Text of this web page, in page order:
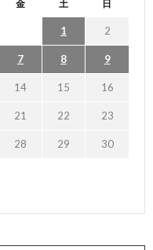
金 土 日
1 2
7 8 9
14 15 16
21 22 23
28 29 30